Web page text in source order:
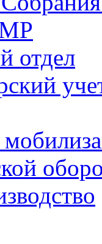
МР
отдел